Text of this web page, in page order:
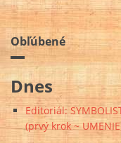
Obľúbené
Dnes
Editoriál:
(prvý krok ~